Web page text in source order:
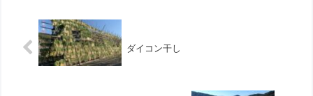
ダイコン干し